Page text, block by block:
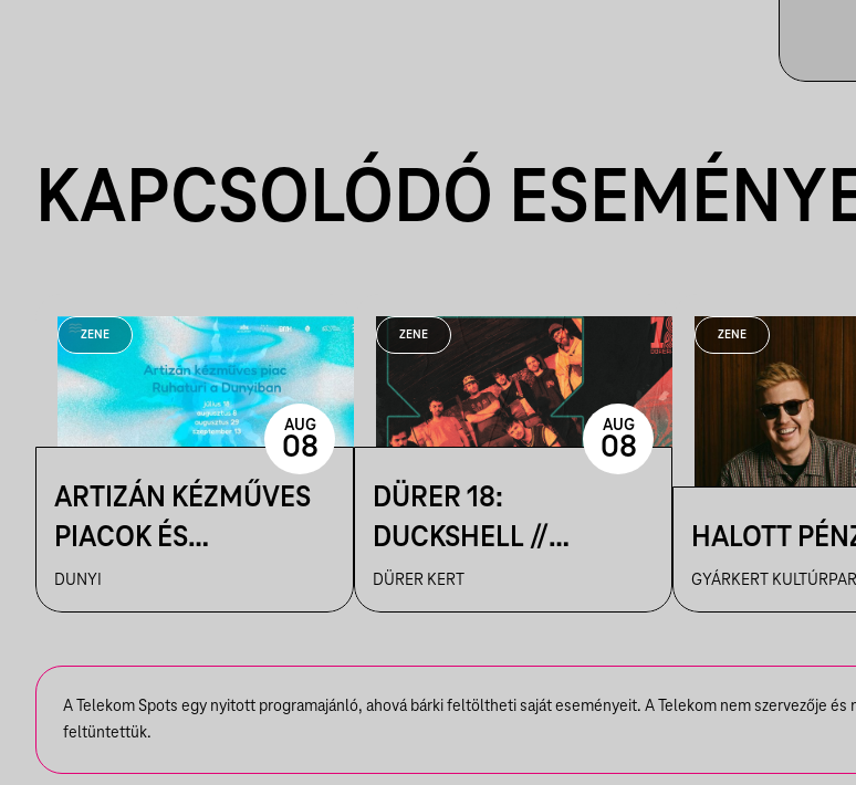
KAPCSOLÓDÓ
ZENE
ARTIZÁN KÉZMŰVES
PIACOK ÉS
RUHATURIK A
DUNYIBAN
DUNYI
AUG
08
ZENE
DÜRER 18:
DUCKSHELL //
VENDÉG:
VÁRHEGYUTCA
DÜRER KERT
AUG
08
ZENE
HALOTT
GYÁRKERT
A Telekom Spots egy nyitott programajánló, ahová bárki feltöltheti saját eseményeit. A Telekom nem szervezője
feltüntettük.